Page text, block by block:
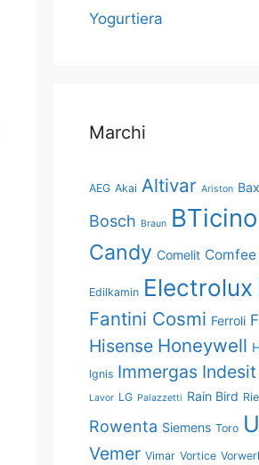
Yogurtiera
Marchi
AEG Akai Altivar Ariston
Bosch Braun BTicino
Candy Comelit Comfee
Edilkamin Electrolux
Fantini Cosmi Ferroli
Hisense Honeywell
Ignis Immergas Indesit
Lavor LG Palazzetti Rain Bird
Rowenta Siemens Toro
Vemer Vimar Vortice